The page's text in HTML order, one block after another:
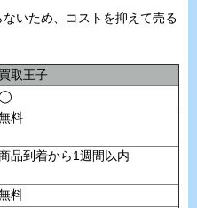
いため、コストを抑えて売る
買取王子
料
品到着から1週間以内
料